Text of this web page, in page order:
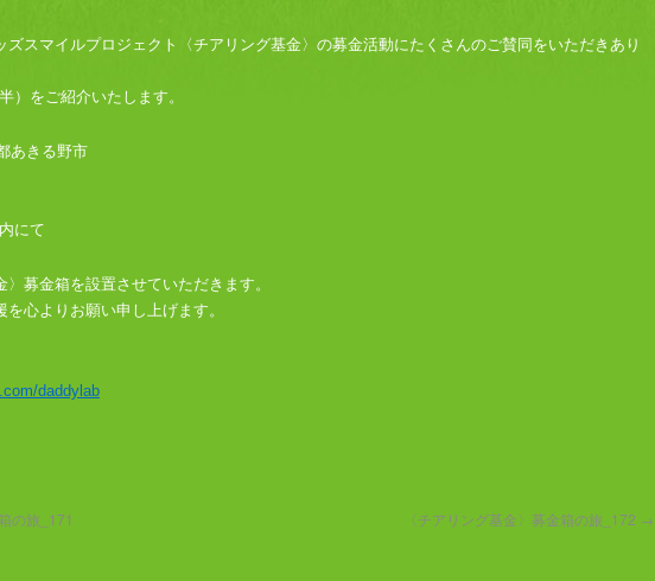
ズスマイルプロジェクト〈チアリング基金〉の募金活動にたくさんのご賛同をいただきあり
）をご紹介いたします。
あきる野市
にて
募金箱を設置させていただきます。
心よりお願い申し上げます。
daddylab
の旅_171 〈チアリング基金〉募金箱の旅_172 →